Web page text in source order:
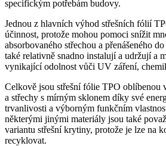
specifickým potřebám budovy.
Jednou z hlavních výhod střešních fólií
účinnost, protože mohou pomoci snížit
absorbovaného střechou a přenášeného
také relativně snadno instalují a udržují a
vynikající odolnost vůči UV záření,
Celkově jsou střešní fólie TPO oblíbenou
a střechy s mírným sklonem díky své
trvanlivosti a výborným funkčním
některými jinými materiály jsou také
variantu střešní krytiny, protože je lze na
recyklovat.